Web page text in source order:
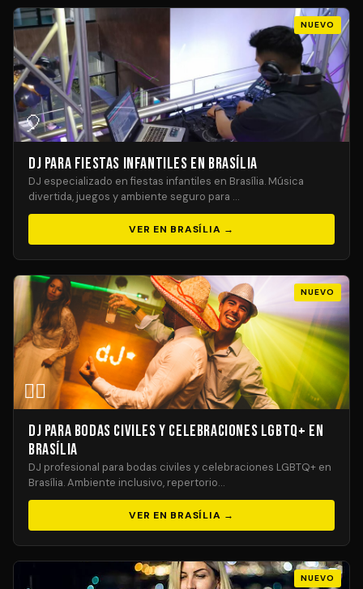
NUEVO
🎈
DJ para Fiestas Infantiles en Brasília
DJ especializado en fiestas infantiles en Brasília. Música
divertida, juegos y ambiente seguro para …
VER EN BRASÍLIA →
NUEVO
🏳️‍🌈
DJ para Bodas Civiles y Celebraciones LGBTQ+ en
Brasília
DJ profesional para bodas civiles y celebraciones LGBTQ+ en
Brasília. Ambiente inclusivo, repertorio…
VER EN BRASÍLIA →
NUEVO